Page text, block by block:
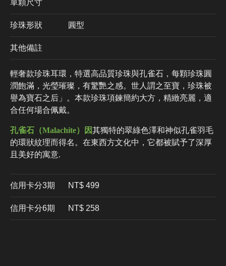
單顆尺寸
珍珠形狀 圓型
其他備註
輕奢款珍珠耳環，特選高品質珍珠與孔雀石，每顆珍珠圓
潤飽滿，光瑩璀璨，有驚艷之感。世人謂之至寶，珍珠被
譽為寶石之后」。本款珍珠項鍊簡約大方，精緻亮麗，適
合任何場合佩戴。
孔雀石（Malachite）因其獨特的翠綠色澤和神似孔雀羽毛
的環狀紋理而得名。在東西方文化中，它都被賦予了深厚
且美好的寓意.
信用卡分3期 ​NT$ 499
信用卡分6期 NT$ 258